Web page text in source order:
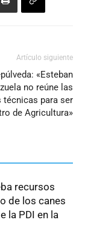
Artículo siguiente
«Esteban
no reúne las
técnicas para ser
de Agricultura»
recursos
de los canes
la PDI en la